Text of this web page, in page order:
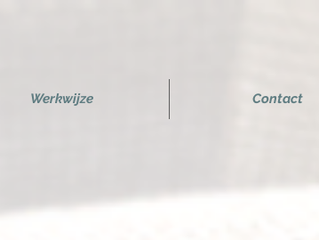
Werkwijze Contact